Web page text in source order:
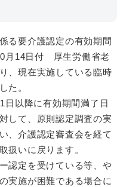
る要介護認定の有効期間
月14日付 厚生労働省老
、現在実施している臨時
た。
日以降に有効期間満了日
して、原則認定調査の実
、介護認定審査会を経て
扱いに戻ります。
認定を受けている等、や
実施が困難である場合に